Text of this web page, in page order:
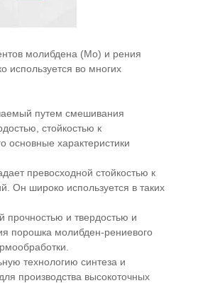
молибдена (Mo) и рения
используется во многих
путем смешивания
стойкостью к
основные характеристики
превосходной стойкостью к
Он широко используется в таких
прочностью и твердостью и
порошка молибден-рениевого
технологию синтеза и
производства высокоточных